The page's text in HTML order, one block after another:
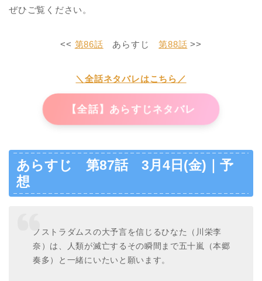
ぜひご覧ください。
<< 第86話 あらすじ第88話 >>
＼全話ネタバレはこちら／
【全話】あらすじネタバレ
あらすじ 第87話 3月4日(金)｜予
想
ノストラダムスの大予言を信じるひなた（川栄李
奈）は、人類が滅亡するその瞬間まで五十嵐（本郷
奏多）と一緒にいたいと願います。